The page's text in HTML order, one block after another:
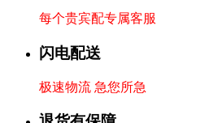
每个贵宾配专属客服
闪电配送
极速物流 急您所急